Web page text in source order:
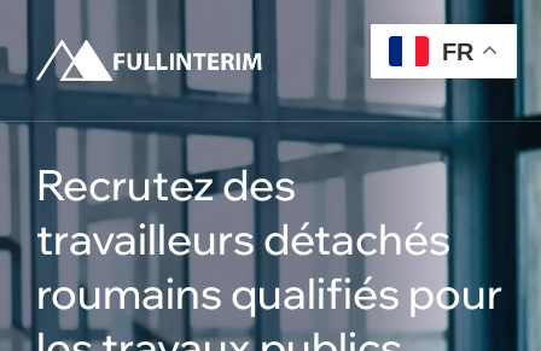
to
content
Recrutez des
travailleurs détachés
roumains qualifiés pour
FR